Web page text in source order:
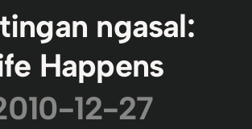
ngasal:
Happens
12-27